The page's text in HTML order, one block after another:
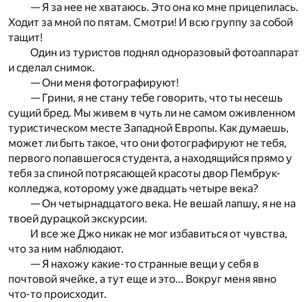
— Я за нее не хватаюсь. Это она ко мне прицепилась.
Ходит за мной по пятам. Смотри! И всю группу за собой
тащит!
Один из туристов поднял одноразовый фотоаппарат
и сделал снимок.
— Они меня фотографируют!
— Грини, я не стану тебе говорить, что ты несешь
сущий бред. Мы живем в чуть ли не самом оживленном
туристическом месте Западной Европы. Как думаешь,
может ли быть такое, что они фотографируют не тебя,
первого попавшегося студента, а находящийся прямо у
тебя за спиной потрясающей красоты двор Пембрук-
колледжа, которому уже двадцать четыре века?
— Он четырнадцатого века. Не вешай лапшу, я не на
твоей дурацкой экскурсии.
И все же Джо никак не мог избавиться от чувства,
что за ним наблюдают.
— Я нахожу какие-то странные вещи у себя в
почтовой ячейке, а тут еще и это... Вокруг меня явно
что-то происходит.